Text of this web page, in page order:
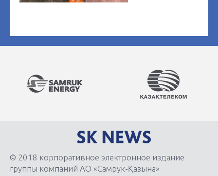
© 2018 корпоративное электронное издание
группы компаний АО «Самрук-Қазына»